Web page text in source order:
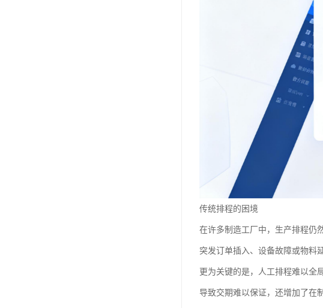
传统排程的困境
在许多制造工厂中，生产排程仍
突发订单插入、设备故障或物料
更为关键的是，人工排程难以全
导致交期难以保证，还增加了在